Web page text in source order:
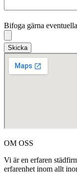
Bifoga gärna
Skicka
OM OSS
Vi är en erfaren
erfarenhet inom allt